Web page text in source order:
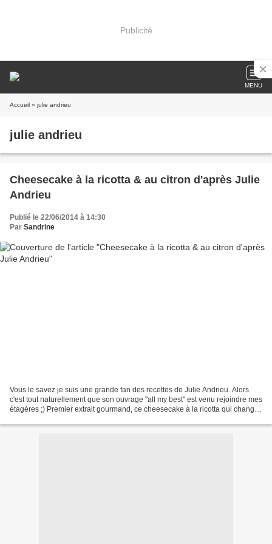
Publicité
MENU
Accueil » julie andrieu
julie andrieu
Cheesecake à la ricotta & au citron d'après Julie
Andrieu
Publié le 22/06/2014 à 14:30
Par Sandrine
Vous le savez je suis une grande fan des recettes de Julie Andrieu. Alors
c'est tout naturellement que son ouvrage "all my best" est venu rejoindre mes
étagères ;) Premier extrait gourmand, ce cheesecake à la ricotta qui change